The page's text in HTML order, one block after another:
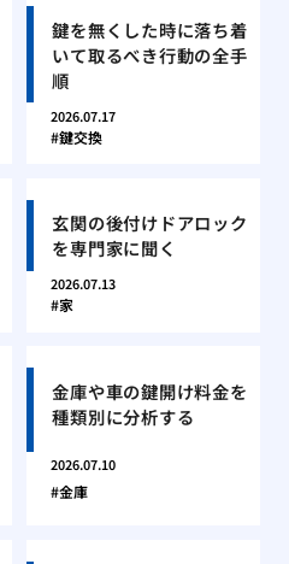
鍵を無くした時に落ち着
いて取るべき行動の全手
順
2026.07.17
鍵交換
玄関の後付けドアロック
を専門家に聞く
2026.07.13
家
金庫や車の鍵開け料金を
種類別に分析する
2026.07.10
金庫